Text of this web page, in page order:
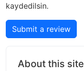
kaydedilsin.
Submit a review
About this site